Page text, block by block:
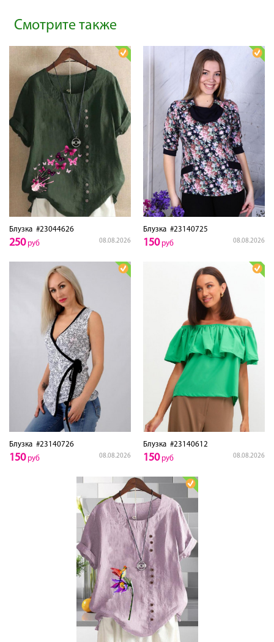
Смотрите также
Блузка #23044626
08.08.2026
250руб
Блузка #23140725
08.08.2026
150руб
Блузка #23140726
08.08.2026
150руб
Блузка #23140612
08.08.2026
150руб